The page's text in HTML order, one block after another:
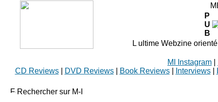
P
U
B
L ultime Webzine
MI Instagram
CD Reviews| DVD Reviews| Book Reviews| Interviews|
Rechercher sur M-I